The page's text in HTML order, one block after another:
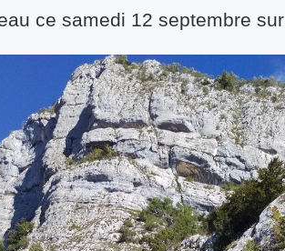
ce samedi 12 septembre